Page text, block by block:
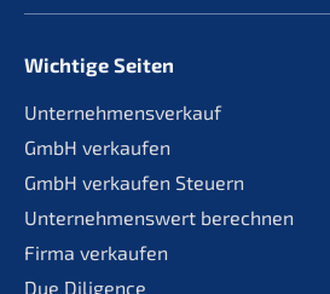
Wichtige Seiten
Unternehmensverkauf
GmbH verkaufen
GmbH verkaufen Steuern
Unternehmenswert berechnen
Firma verkaufen
Due Diligence